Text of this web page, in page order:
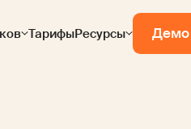
ТарифыРесурсы Демо